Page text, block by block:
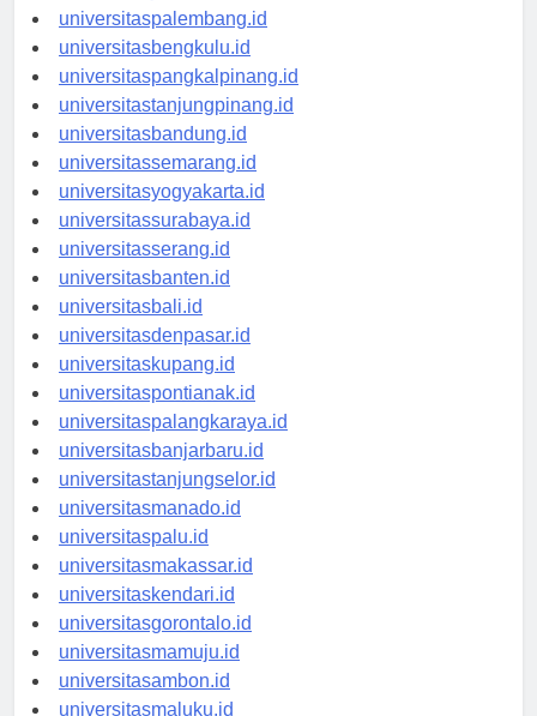
universitasjambi.id
universitaspalembang.id
universitasbengkulu.id
universitaspangkalpinang.id
universitastanjungpinang.id
universitasbandung.id
universitassemarang.id
universitasyogyakarta.id
universitassurabaya.id
universitasserang.id
universitasbanten.id
universitasbali.id
universitasdenpasar.id
universitaskupang.id
universitaspontianak.id
universitaspalangkaraya.id
universitasbanjarbaru.id
universitastanjungselor.id
universitasmanado.id
universitaspalu.id
universitasmakassar.id
universitaskendari.id
universitasgorontalo.id
universitasmamuju.id
universitasambon.id